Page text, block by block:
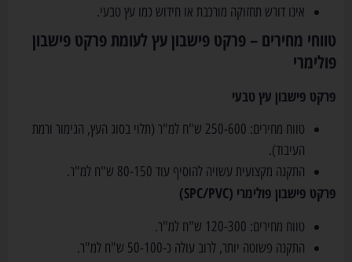
אינו דורש תחזוקה מורכבת או חידוש כמו עץ טבעי.
טווחי מחירים – פרקט פישבון עץ לעומת פרקט פישבון
פולימרי
פרקט פישבון עץ טבעי
טווח מחירים: 250-600 ש"ח למ"ר (תלוי בסוג העץ, הגימור ורמת
העיבוד).
התקנה מקצועית עשויה להוסיף עוד 80-150 ש"ח למ"ר.
פרקט פישבון פולימרי (SPC/PVC)
טווח מחירים: 120-300 ש"ח למ"ר.
התקנה פשוטה יותר, לרוב עולה כ-50-100 ש"ח למ"ר.